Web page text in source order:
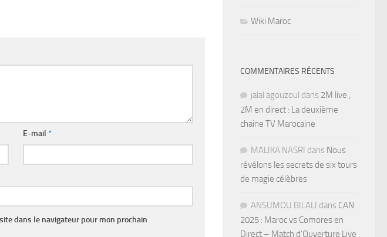
E-mail*
dans le navigateur pour mon prochain
Wiki Maroc
COMMENTAIRES RÉCENTS
jalal agouzoul dans 2M live ,
2M en direct : La deuxième
chaine TV Marocaine
MALIKA NASRI dans Nous
révélons les secrets de six tours
de magie célèbres
ANSUMOU BILALI dans CAN
2025 : Maroc vs Comores en
Direct – Match d’Ouverture Live